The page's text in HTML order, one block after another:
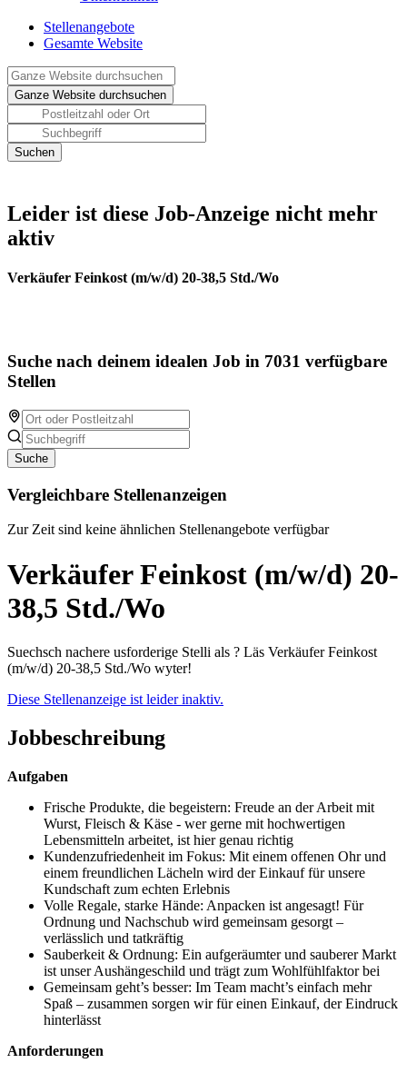
Stellenangebote
Gesamte Website
Leider ist diese Job-Anzeige nicht mehr
aktiv
Verkäufer Feinkost (m/w/d) 20-38,5 Std./Wo
Suche nach deinem idealen Job in 7031 verfügbare
Stellen
Suche
Vergleichbare Stellenanzeigen
Zur Zeit sind keine ähnlichen Stellenangebote verfügbar
Verkäufer Feinkost (m/w/d) 20-
38,5 Std./Wo
Suechsch nachere usforderige Stelli als ? Läs Verkäufer Feinkost
(m/w/d) 20-38,5 Std./Wo wyter!
Diese Stellenanzeige ist leider inaktiv.
Jobbeschreibung
Aufgaben
Frische Produkte, die begeistern: Freude an der Arbeit mit
Wurst, Fleisch & Käse - wer gerne mit hochwertigen
Lebensmitteln arbeitet, ist hier genau richtig
Kundenzufriedenheit im Fokus: Mit einem offenen Ohr und
einem freundlichen Lächeln wird der Einkauf für unsere
Kundschaft zum echten Erlebnis
Volle Regale, starke Hände: Anpacken ist angesagt! Für
Ordnung und Nachschub wird gemeinsam gesorgt –
verlässlich und tatkräftig
Sauberkeit & Ordnung: Ein aufgeräumter und sauberer Markt
ist unser Aushängeschild und trägt zum Wohlfühlfaktor bei
Gemeinsam geht’s besser: Im Team macht’s einfach mehr
Spaß – zusammen sorgen wir für einen Einkauf, der Eindruck
hinterlässt
Anforderungen